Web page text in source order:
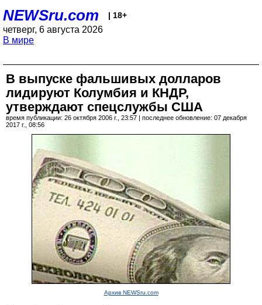
NEWSru.com | 18+
четверг, 6 августа 2026
В мире
В выпуске фальшивых долларов
лидируют Колумбия и КНДР,
утверждают спецслужбы США
время публикации: 26 октября 2006 г., 23:57 | последнее обновление: 07 декабря
2017 г., 08:56
Архив NEWSru.com